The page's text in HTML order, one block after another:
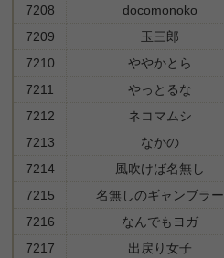
7208
docomonoko
7209
玉三郎
7210
ややかとら
7211
やっとるな
7212
ネコマムシ
7213
なかの
7214
風吹けば名無し
7215
名無しのギャンブラー
7216
なんでもヨガ
7217
出戻り女子